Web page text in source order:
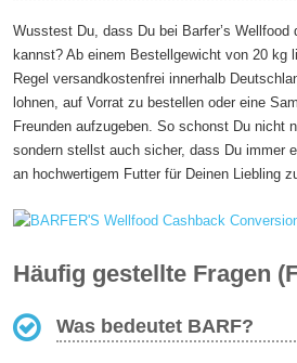
Wusstest Du, dass Du bei Barfer’s Wellfood
kannst? Ab einem Bestellgewicht von 20 kg
Regel versandkostenfrei innerhalb
lohnen, auf Vorrat zu bestellen oder eine
Freunden aufzugeben. So schonst Du nicht
sondern stellst auch sicher, dass Du immer
an hochwertigem Futter für Deinen Liebling
Häufig gestellte Fragen
Was bedeutet BARF?